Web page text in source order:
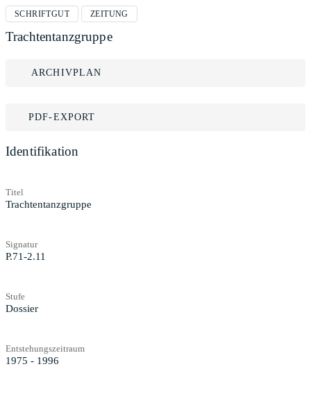
SCHRIFTGUT ZEITUNG
Trachtentanzgruppe
ARCHIVPLAN
PDF-EXPORT
Identifikation
Titel
Trachtentanzgruppe
Signatur
P.71-2.11
Stufe
Dossier
Entstehungszeitraum
1975 - 1996